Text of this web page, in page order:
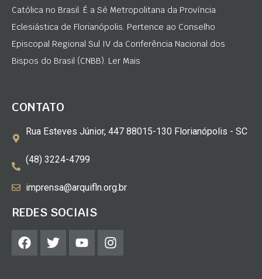
Católica no Brasil. É a Sé Metropolitana da Província
Eclesiástica de Florianópolis. Pertence ao Conselho
Episcopal Regional Sul IV da Conferência Nacional dos
Bispos do Brasil (CNBB). Ler Mais
CONTATO
Rua Esteves Júnior, 447 88015-130 Florianópolis - SC
(48) 3224-4799
imprensa@arquifln.org.br
REDES SOCIAIS